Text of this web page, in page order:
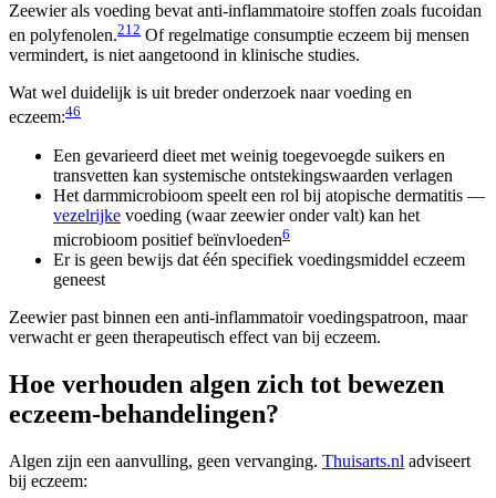
Zeewier als voeding bevat anti-inflammatoire stoffen zoals fucoidan
en polyfenolen.212 Of regelmatige consumptie eczeem bij mensen
vermindert, is niet aangetoond in klinische studies.
Wat wel duidelijk is uit breder onderzoek naar voeding en
eczeem:46
Een gevarieerd dieet met weinig toegevoegde suikers en
transvetten kan systemische ontstekingswaarden verlagen
Het darmmicrobioom speelt een rol bij atopische dermatitis —
vezelrijke voeding (waar zeewier onder valt) kan het
microbioom positief beïnvloeden6
Er is geen bewijs dat één specifiek voedingsmiddel eczeem
geneest
Zeewier past binnen een anti-inflammatoir voedingspatroon, maar
verwacht er geen therapeutisch effect van bij eczeem.
Hoe verhouden algen zich tot bewezen
eczeem-behandelingen?
Algen zijn een aanvulling, geen vervanging. Thuisarts.nl adviseert
bij eczeem: